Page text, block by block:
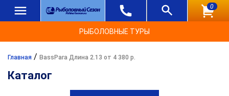
0
РЫБОЛОВНЫЕ ТУРЫ
Главная / BassPara Длина 2.13 от 4 380 р.
Каталог